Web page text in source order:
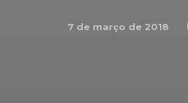
7 de março de 2018